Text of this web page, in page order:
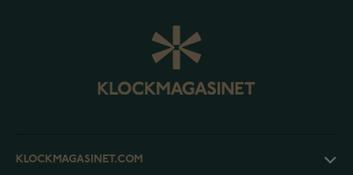
KLOCKMAGASINET.COM